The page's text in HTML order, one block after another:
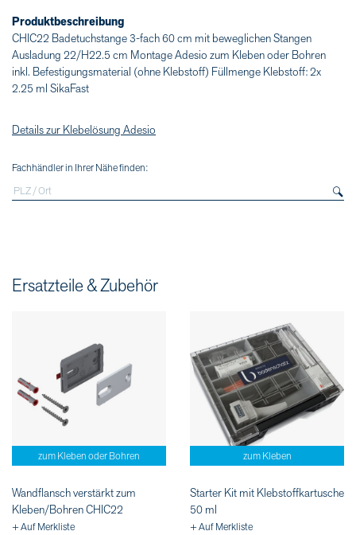
Produktbeschreibung
CHIC22 Badetuchstange 3-fach 60 cm mit beweglichen Stangen
Ausladung 22/H22.5 cm Montage Adesio zum Kleben oder Bohren
inkl. Befestigungsmaterial (ohne Klebstoff) Füllmenge Klebstoff: 2x
2.25 ml SikaFast
Details zur Klebelösung Adesio
Fachhändler in Ihrer Nähe finden:
Ersatzteile & Zubehör
zum Kleben oder Bohren
Wandflansch verstärkt zum
Kleben/Bohren CHIC22
+ Auf Merkliste
zum Kleben
Starter Kit mit Klebstoffkartusche
50 ml
+ Auf Merkliste